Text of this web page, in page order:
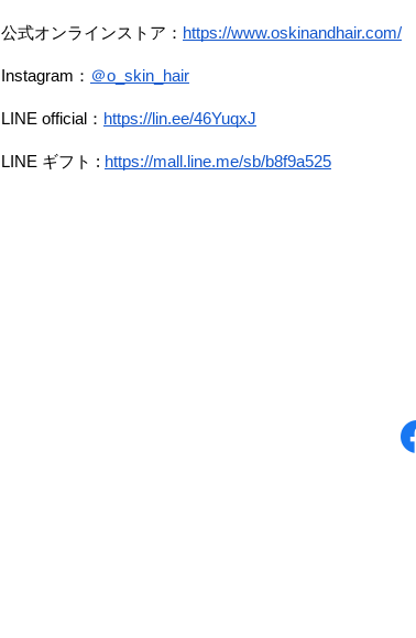
公式オンラインストア： https://www.oskinandhair.com/
Instagram： ＠o_skin_hair
LINE official： https://lin.ee/46YuqxJ
LINE ギフト : https://mall.line.me/sb/b8f9a525